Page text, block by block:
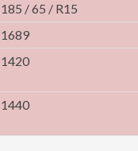
185 / 65 / R15
1689
1420
1440